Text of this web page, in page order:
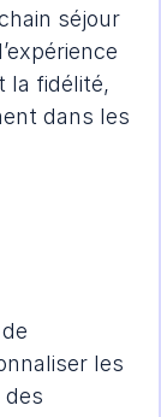
séjour
la fidélité,
dans les
les